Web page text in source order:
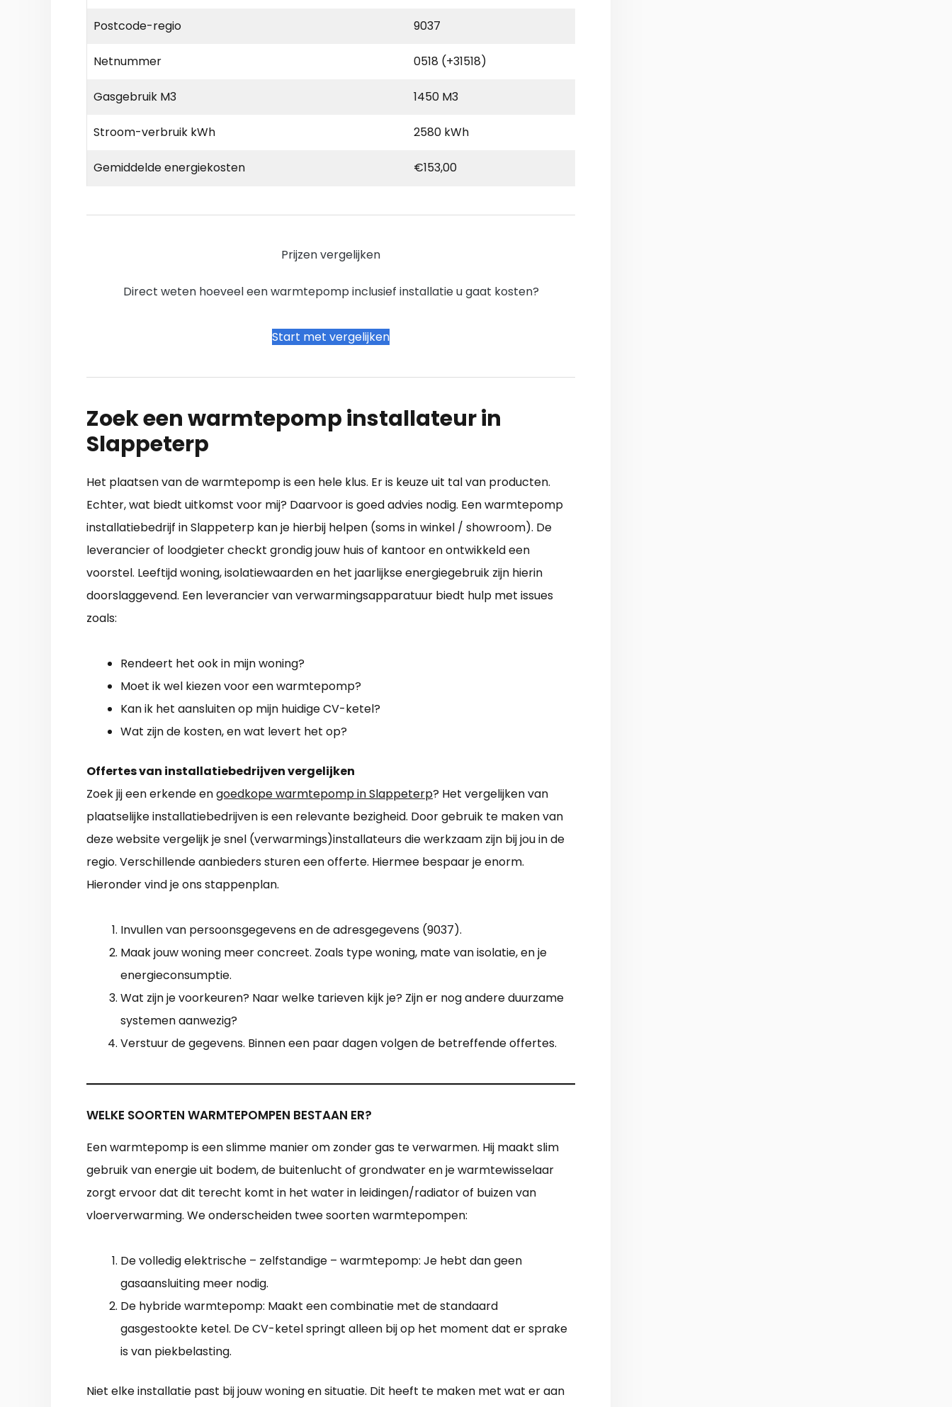
Postcode-regio 9037
Netnummer 0518 (+31518)
Gasgebruik M3 1450 M3
Stroom-verbruik kWh 2580 kWh
Gemiddelde energiekosten €153,00
Prijzen vergelijken
Direct weten hoeveel een warmtepomp inclusief installatie u gaat kosten?
Start met vergelijken
Zoek een warmtepomp installateur in
Slappeterp
Het plaatsen van de warmtepomp is een hele klus. Er is keuze uit tal van producten.
Echter, wat biedt uitkomst voor mij? Daarvoor is goed advies nodig. Een warmtepomp
installatiebedrijf in Slappeterp kan je hierbij helpen (soms in winkel / showroom). De
leverancier of loodgieter checkt grondig jouw huis of kantoor en ontwikkeld een
voorstel. Leeftijd woning, isolatiewaarden en het jaarlijkse energiegebruik zijn hierin
doorslaggevend. Een leverancier van verwarmingsapparatuur biedt hulp met issues
zoals:
Rendeert het ook in mijn woning?
Moet ik wel kiezen voor een warmtepomp?
Kan ik het aansluiten op mijn huidige CV-ketel?
Wat zijn de kosten, en wat levert het op?
Offertes van installatiebedrijven vergelijken
Zoek jij een erkende engoedkope warmtepomp in Slappeterp? Het vergelijken van
plaatselijke installatiebedrijven is een relevante bezigheid. Door gebruik te maken van
deze website vergelijk je snel (verwarmings)installateurs die werkzaam zijn bij jou in de
regio. Verschillende aanbieders sturen een offerte. Hiermee bespaar je enorm.
Hieronder vind je ons stappenplan.
Invullen van persoonsgegevens en de adresgegevens (9037).
Maak jouw woning meer concreet. Zoals type woning, mate van isolatie, en je
energieconsumptie.
Wat zijn je voorkeuren? Naar welke tarieven kijk je? Zijn er nog andere duurzame
systemen aanwezig?
Verstuur de gegevens. Binnen een paar dagen volgen de betreffende offertes.
WELKE SOORTEN WARMTEPOMPEN BESTAAN ER?
Een warmtepomp is een slimme manier om zonder gas te verwarmen. Hij maakt slim
gebruik van energie uit bodem, de buitenlucht of grondwater en je warmtewisselaar
zorgt ervoor dat dit terecht komt in het water in leidingen/radiator of buizen van
vloerverwarming. We onderscheiden twee soorten warmtepompen:
De volledig elektrische – zelfstandige – warmtepomp: Je hebt dan geen
gasaansluiting meer nodig.
De hybride warmtepomp: Maakt een combinatie met de standaard
gasgestookte ketel. De CV-ketel springt alleen bij op het moment dat er sprake
is van piekbelasting.
Niet elke installatie past bij jouw woning en situatie. Dit heeft te maken met wat er aan